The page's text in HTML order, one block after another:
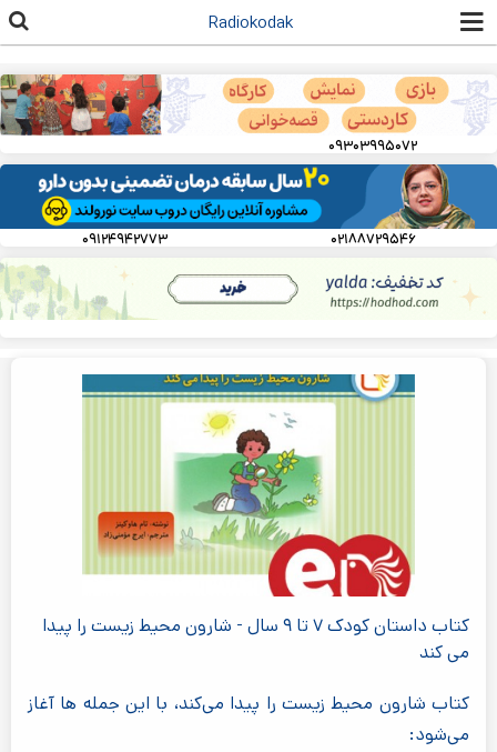
محتوای
اصلی
Radiokodak
۰۹۳۰۳۹۹۵۰۷۲
۰۲۱۸۸۷۲۹۵۴۶ ۰۹۱۲۴۹۴۲۷۷۳
کتاب داستان کودک ۷ تا ۹ سال - شارون محیط زیست را پیدا
می کند
کتاب شارون محیط زیست را پیدا می‌کند، با این جمله ها آغاز
می‌شود: